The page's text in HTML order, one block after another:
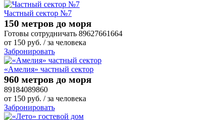
Частный сектор №7
150 метров до моря
Готовы сотрудничать 89627661664
от 150 руб. / за человека
Забронировать
«Амелия» частный сектор
960 метров до моря
89184089860
от 150 руб. / за человека
Забронировать